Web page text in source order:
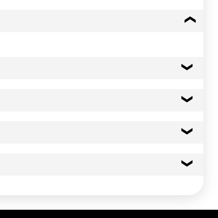
s'agrémente de belles notes florales.